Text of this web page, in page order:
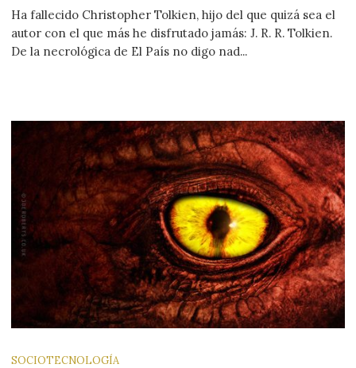
Ha fallecido Christopher Tolkien, hijo del que quizá sea el
autor con el que más he disfrutado jamás: J. R. R. Tolkien.
De la necrológica de El País no digo nad...
SOCIOTECNOLOGÍA